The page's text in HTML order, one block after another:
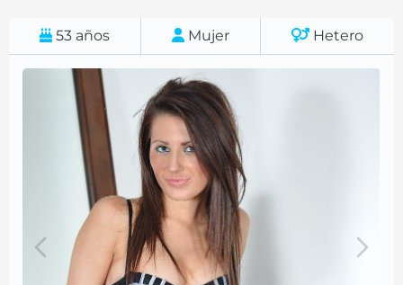
53 años Mujer Hetero